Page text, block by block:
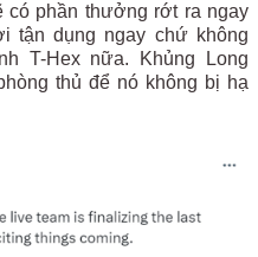
phần thưởng rớt ra ngay
tận dụng ngay chứ không
T-Hex nữa. Khủng Long
thủ để nó không bị hạ